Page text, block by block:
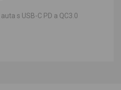
s USB-C PD a QC3.0